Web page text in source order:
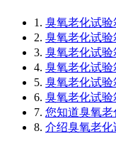
1. 臭氧老化试
2. 臭氧老化试验
3. 臭氧老化试
4. 臭氧老化试
5. 臭氧老化试
6. 臭氧老化试
7. 您知道臭氧老
8. 介绍臭氧老